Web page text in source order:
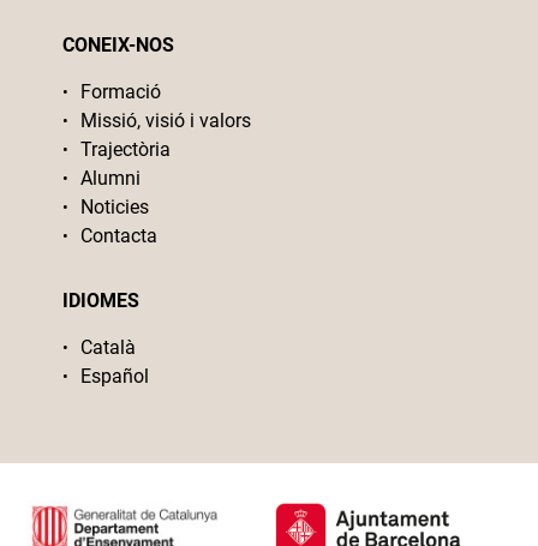
CONEIX-NOS
Formació
Missió, visió i valors
Trajectòria
Alumni
Noticies
Contacta
IDIOMES
Català
Español